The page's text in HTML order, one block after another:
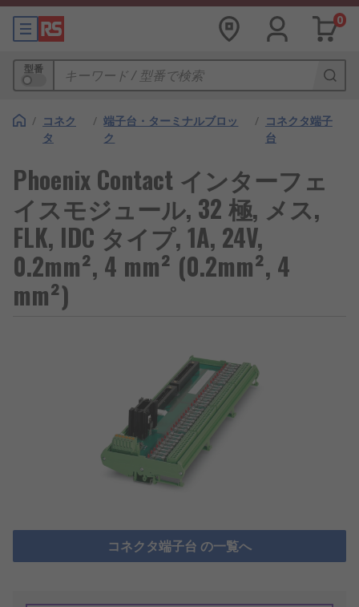
0
型番
/ コネク
タ
/ 端子台・ターミナルブロッ
ク
/ コネクタ端子
台
Phoenix Contact インターフェ
イスモジュール, 32 極, メス,
FLK, IDC タイプ, 1A, 24V,
0.2mm², 4 mm² (0.2mm², 4
mm²)
コネクタ端子台 の一覧へ